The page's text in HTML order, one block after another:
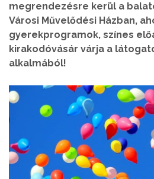
megrendezésre kerül a
Városi Művelődési Házban,
gyerekprogramok, színes
kirakodóvásár várja a
alkalmából!